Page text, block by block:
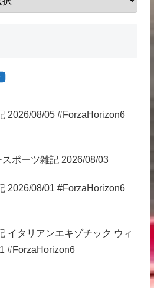
2026/08/05 #ForzaHorizon6
ポーツ雑記 2026/08/03
2026/08/01 #ForzaHorizon6
イタリアンエキゾチック ウィ
#ForzaHorizon6